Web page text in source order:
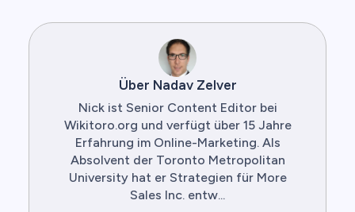
Über Nadav Zelver
Nick ist Senior Content Editor bei
Wikitoro.org und verfügt über 15 Jahre
Erfahrung im Online-Marketing. Als
Absolvent der Toronto Metropolitan
University hat er Strategien für More
Sales Inc. entw...